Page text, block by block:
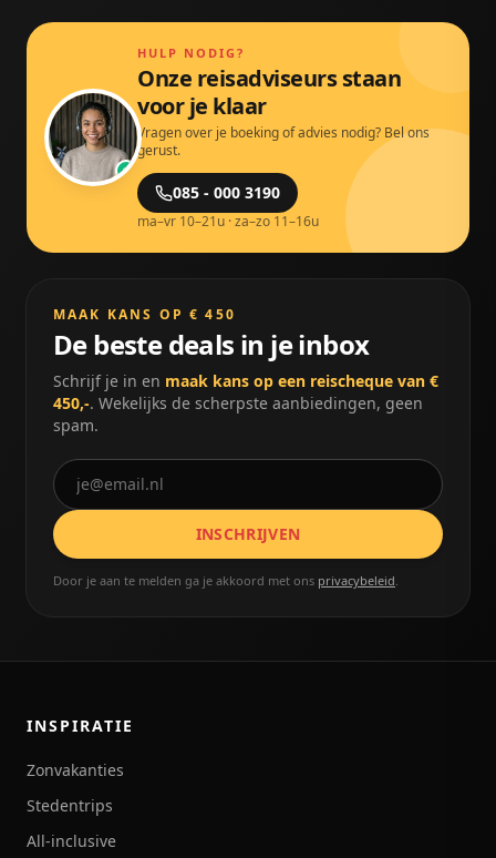
HULP NODIG?
Onze reisadviseurs staan
voor je klaar
Vragen over je boeking of advies nodig? Bel ons
gerust.
085 - 000 3190
ma–vr 10–21u · za–zo 11–16u
MAAK KANS OP € 450
De beste deals in je inbox
Schrijf je in en maak kans op een reischeque van €
450,-. Wekelijks de scherpste aanbiedingen, geen
spam.
INSCHRIJVEN
Door je aan te melden ga je akkoord met ons privacybeleid.
INSPIRATIE
Zonvakanties
Stedentrips
All-inclusive